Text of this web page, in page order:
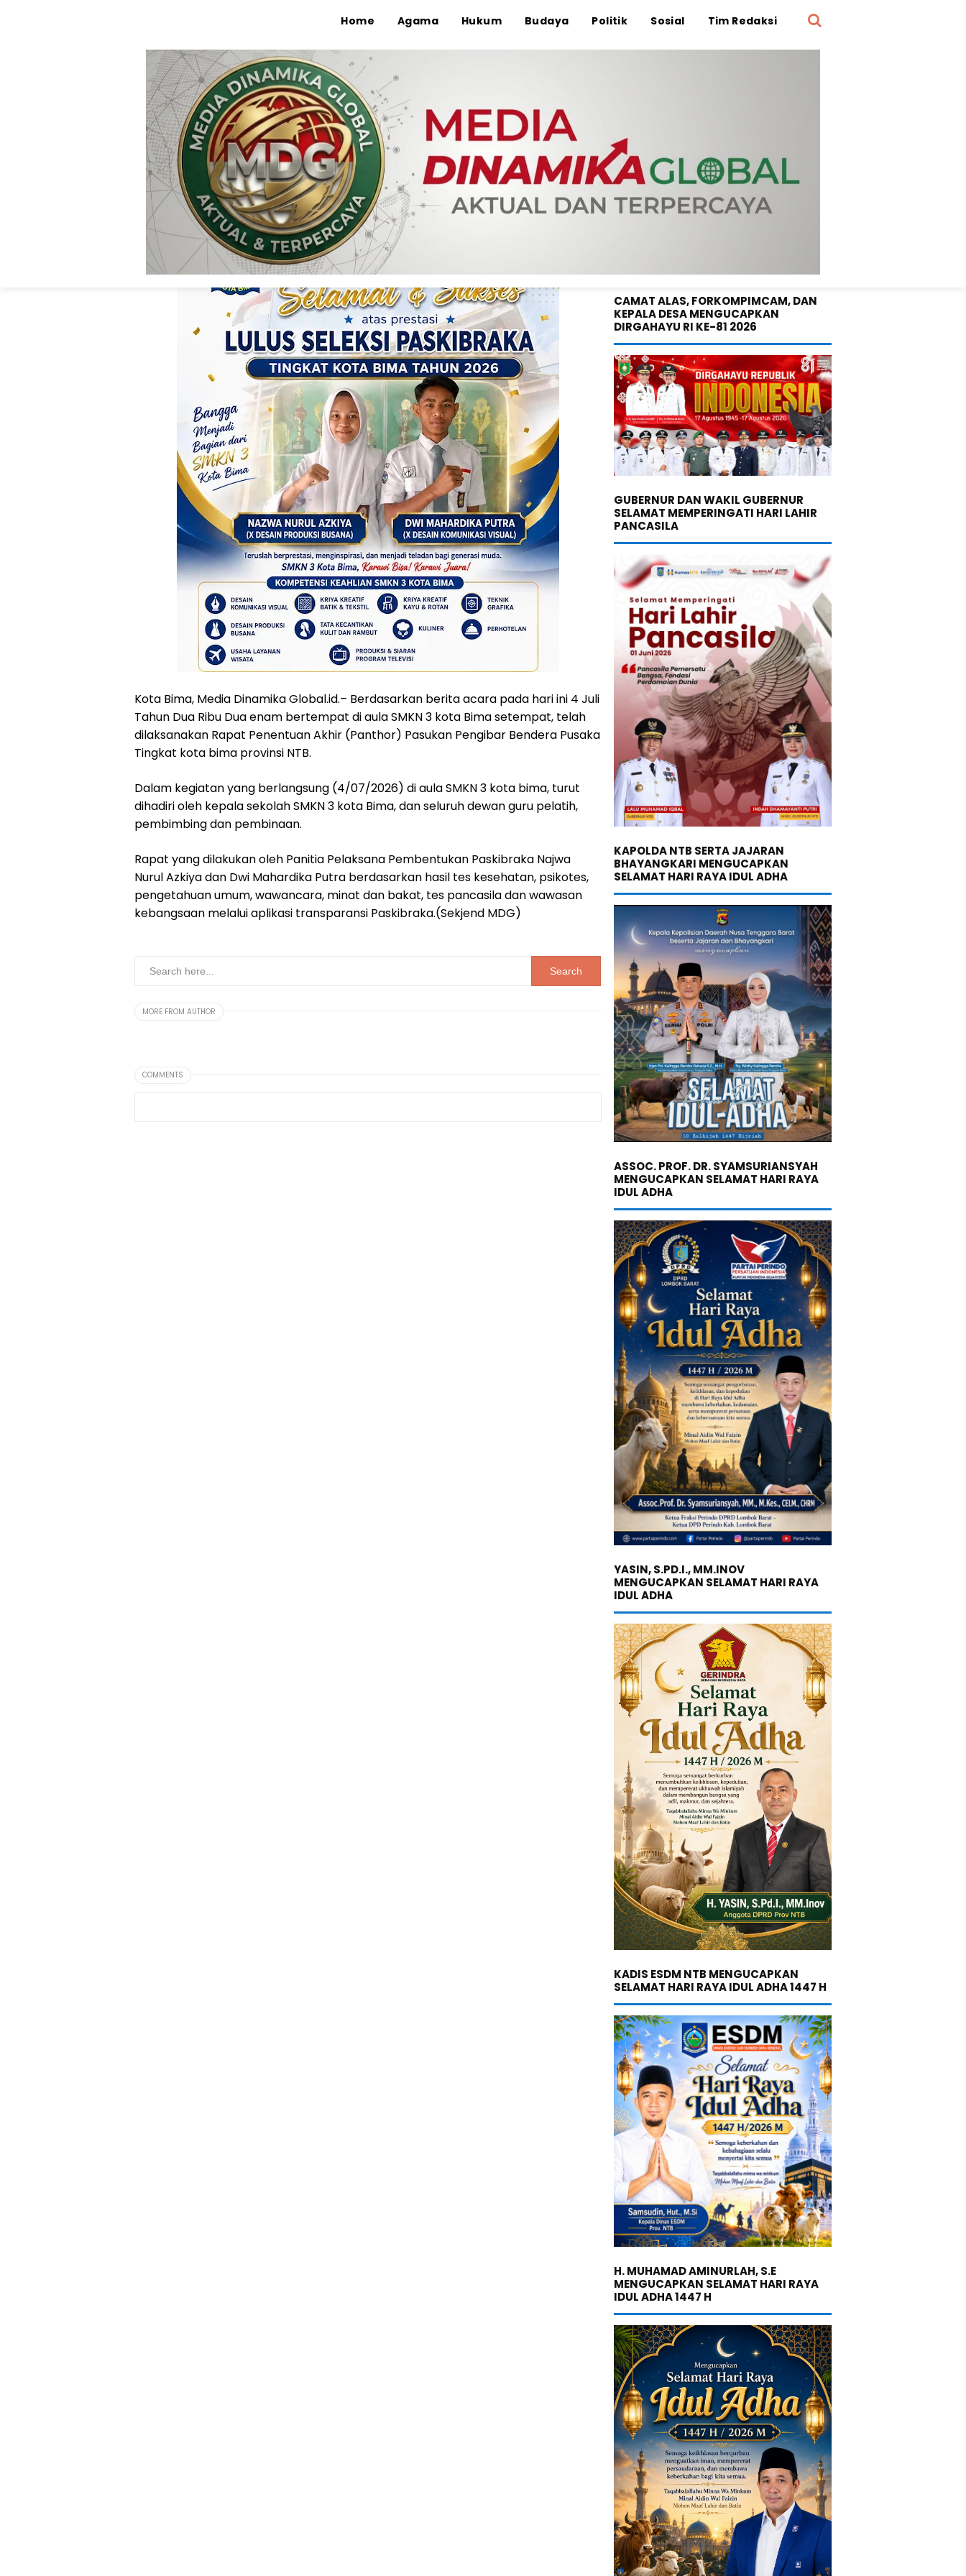
Home Agama Hukum Budaya Politik Sosial Tim Redaksi
HOME WITHOUT LABEL DUA NAMA SISWA-SISWI SMKN 3 YANG LULUS PASKIBRAKA TINGKAT KOTA BIMA
Dua Nama Siswa-Siswi SMKN 3 Yang Lulus
Paskibraka Tingkat Kota Bima
Media Dinamika Global
Kota Bima, Media Dinamika Global.id.– Berdasarkan berita acara pada hari ini 4 Juli
Tahun Dua Ribu Dua enam bertempat di aula SMKN 3 kota Bima setempat, telah
dilaksanakan Rapat Penentuan Akhir (Panthor) Pasukan Pengibar Bendera Pusaka
Tingkat kota bima provinsi NTB.
Dalam kegiatan yang berlangsung (4/07/2026) di aula SMKN 3 kota bima, turut
dihadiri oleh kepala sekolah SMKN 3 kota Bima, dan seluruh dewan guru pelatih,
pembimbing dan pembinaan.
Rapat yang dilakukan oleh Panitia Pelaksana Pembentukan Paskibraka Najwa
Nurul Azkiya dan Dwi Mahardika Putra berdasarkan hasil tes kesehatan, psikotes,
pengetahuan umum, wawancara, minat dan bakat, tes pancasila dan wawasan
kebangsaan melalui aplikasi transparansi Paskibraka.(Sekjend MDG)
MORE FROM AUTHOR
COMMENTS
CAMAT ALAS, FORKOMPIMCAM, DAN
KEPALA DESA MENGUCAPKAN
DIRGAHAYU RI KE-81 2026
GUBERNUR DAN WAKIL GUBERNUR
SELAMAT MEMPERINGATI HARI LAHIR
PANCASILA
KAPOLDA NTB SERTA JAJARAN
BHAYANGKARI MENGUCAPKAN
SELAMAT HARI RAYA IDUL ADHA
ASSOC. PROF. DR. SYAMSURIANSYAH
MENGUCAPKAN SELAMAT HARI RAYA
IDUL ADHA
YASIN, S.PD.I., MM.INOV
MENGUCAPKAN SELAMAT HARI RAYA
IDUL ADHA
KADIS ESDM NTB MENGUCAPKAN
SELAMAT HARI RAYA IDUL ADHA 1447 H
H. MUHAMAD AMINURLAH, S.E
MENGUCAPKAN SELAMAT HARI RAYA
IDUL ADHA 1447 H